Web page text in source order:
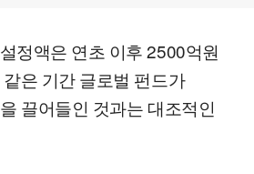
정액은 연초 이후 2500억원
은 기간 글로벌 펀드가
끌어들인 것과는 대조적인